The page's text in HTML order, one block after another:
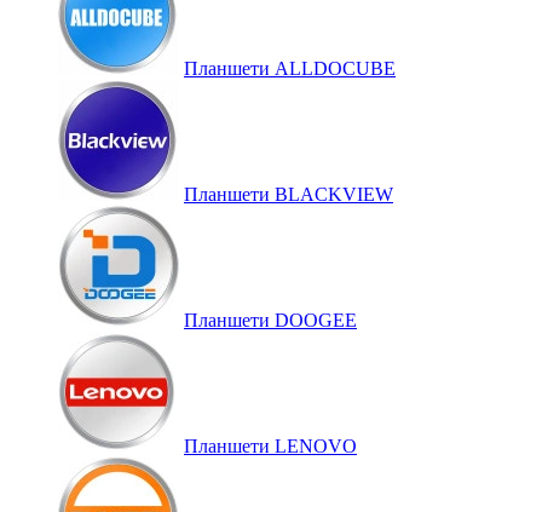
Планшети ALLDOCUBE
Планшети BLACKVIEW
Планшети DOOGEE
Планшети LENOVO